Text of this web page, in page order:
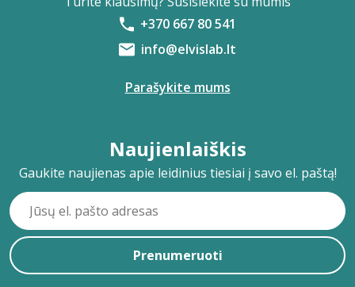
+370 667 80 541
info@elvislab.lt
Parašykite mums
Naujienlaiškis
Gaukite naujienas apie leidinius tiesiai į savo el. paštą!
Prenumeruoti